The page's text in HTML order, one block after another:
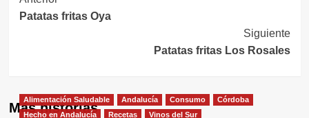
de
Patatas fritas Oya
Siguiente
Patatas fritas Los Rosales
Más historias
Alimentación Saludable Andalucía Consumo
Córdoba
Hecho en Andalucía
Recetas Vinos del Sur